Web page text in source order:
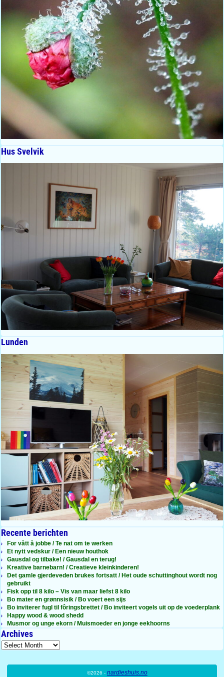
Hus Svelvik
Lunden
Recente berichten
For vått å jobbe / Te nat om te werken
Et nytt vedskur / Een nieuw houthok
Gausdal og tilbake! / Gausdal en terug!
Kreative barnebarn! / Creatieve kleinkinderen!
Det gamle gjerdeveden brukes fortsatt / Het oude schuttinghout wordt nog
gebruikt
Fisk opp til 8 kilo – Vis van maar liefst 8 kilo
Bo mater en grønnsisik / Bo voert een sijs
Bo inviterer fugl til fôringsbrettet / Bo inviteert vogels uit op de voederplank
Happy wood & wood shedd
Musmor og unge ekorn / Muismoeder en jonge eekhoorns
Archives
©2026 - nardieshuis.no